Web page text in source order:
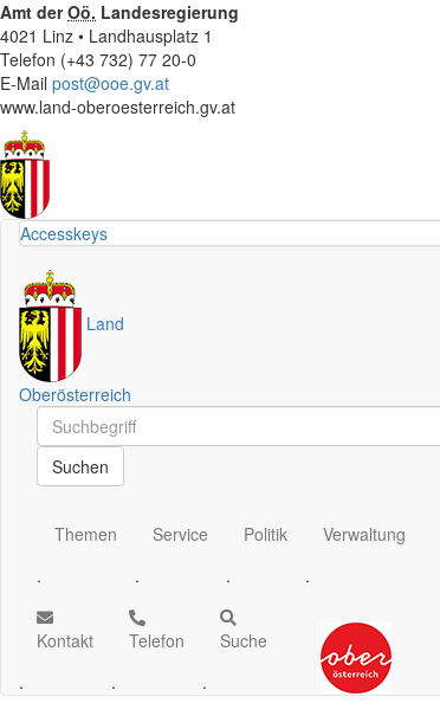
Amt derOö. Landesregierung
4021 Linz • Landhausplatz 1
Telefon (+43 732) 77 20-0
E-Mail post@ooe.gv.at
www.land-oberoesterreich.gv.at
Accesskeys
Land
Oberösterreich
Schnellsuche
Schnellsuche
Suchen
Themen
.
Service
.
Politik
.
Verwaltung
.
Kontakt
.
Telefon
.
Suche
.